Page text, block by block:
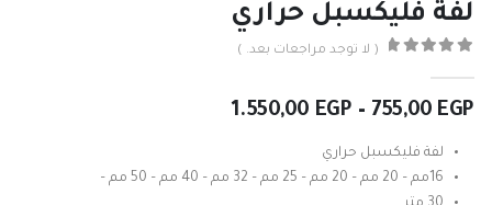
لفة فليكسبل حراري
( لا توجد مراجعات بعد. )
755,00 EGP
–
1.550,00 EGP
نطاق
لفة فليكسبل حراري
16مم – 20 مم – 20 مم – 25 مم – 32 مم – 40 مم – 50 مم –